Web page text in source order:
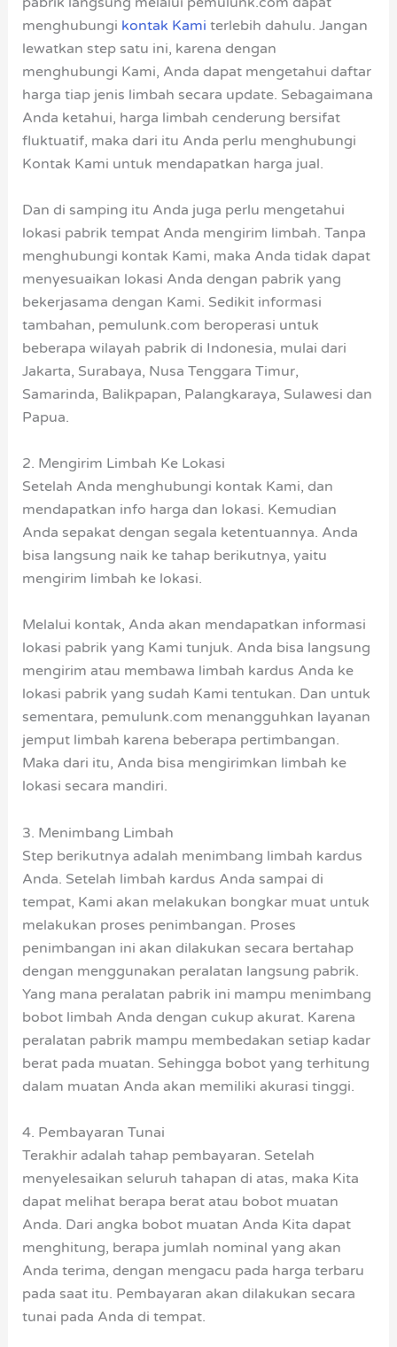
menghubungi kontak Kami terlebih dahulu. Jangan
lewatkan step satu ini, karena dengan
menghubungi Kami, Anda dapat mengetahui daftar
harga tiap jenis limbah secara update. Sebagaimana
Anda ketahui, harga limbah cenderung bersifat
fluktuatif, maka dari itu Anda perlu menghubungi
Kontak Kami untuk mendapatkan harga jual.
Dan di samping itu Anda juga perlu mengetahui
lokasi pabrik tempat Anda mengirim limbah. Tanpa
menghubungi kontak Kami, maka Anda tidak dapat
menyesuaikan lokasi Anda dengan pabrik yang
bekerjasama dengan Kami. Sedikit informasi
tambahan, pemulunk.com beroperasi untuk
beberapa wilayah pabrik di Indonesia, mulai dari
Jakarta, Surabaya, Nusa Tenggara Timur,
Samarinda, Balikpapan, Palangkaraya, Sulawesi dan
Papua.
2. Mengirim Limbah Ke Lokasi
Setelah Anda menghubungi kontak Kami, dan
mendapatkan info harga dan lokasi. Kemudian
Anda sepakat dengan segala ketentuannya. Anda
bisa langsung naik ke tahap berikutnya, yaitu
mengirim limbah ke lokasi.
Melalui kontak, Anda akan mendapatkan informasi
lokasi pabrik yang Kami tunjuk. Anda bisa langsung
mengirim atau membawa limbah kardus Anda ke
lokasi pabrik yang sudah Kami tentukan. Dan untuk
sementara, pemulunk.com menangguhkan layanan
jemput limbah karena beberapa pertimbangan.
Maka dari itu, Anda bisa mengirimkan limbah ke
lokasi secara mandiri.
3. Menimbang Limbah
Step berikutnya adalah menimbang limbah kardus
Anda. Setelah limbah kardus Anda sampai di
tempat, Kami akan melakukan bongkar muat untuk
melakukan proses penimbangan. Proses
penimbangan ini akan dilakukan secara bertahap
dengan menggunakan peralatan langsung pabrik.
Yang mana peralatan pabrik ini mampu menimbang
bobot limbah Anda dengan cukup akurat. Karena
peralatan pabrik mampu membedakan setiap kadar
berat pada muatan. Sehingga bobot yang terhitung
dalam muatan Anda akan memiliki akurasi tinggi.
4. Pembayaran Tunai
Terakhir adalah tahap pembayaran. Setelah
menyelesaikan seluruh tahapan di atas, maka Kita
dapat melihat berapa berat atau bobot muatan
Anda. Dari angka bobot muatan Anda Kita dapat
menghitung, berapa jumlah nominal yang akan
Anda terima, dengan mengacu pada harga terbaru
pada saat itu. Pembayaran akan dilakukan secara
tunai pada Anda di tempat.